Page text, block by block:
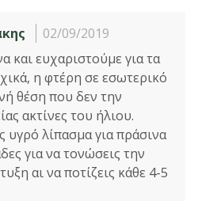
02/09/2019
και ευχαριστούμε για τα
η φτέρη σε εσωτερικό
θέση που δεν την
ακτίνες του ήλιου.
υγρό λίπασμα για πράσινα
για να τονώσεις την
αι να ποτίζεις κάθε 4-5